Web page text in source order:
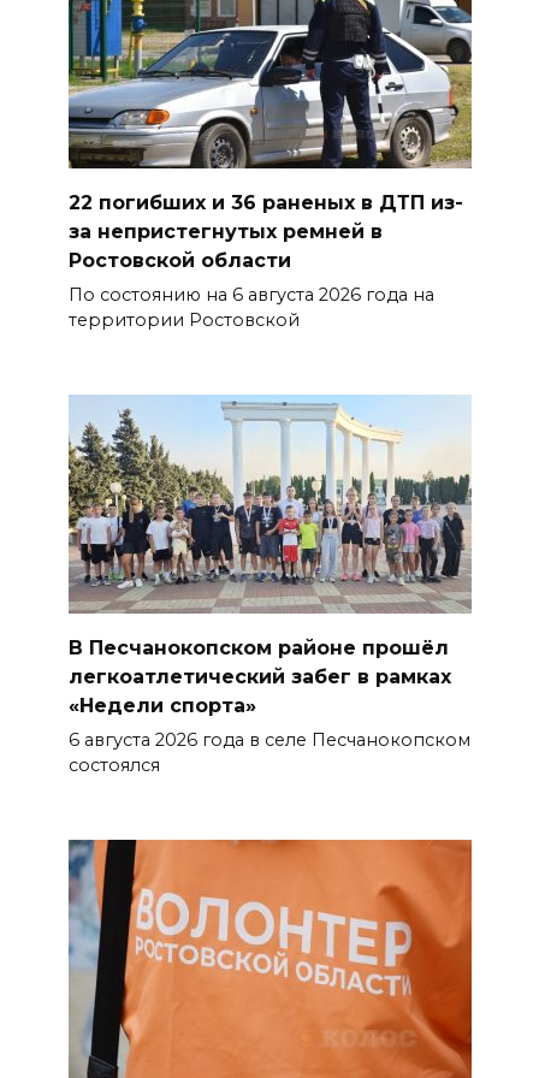
Более 30 БПЛА сбили ночью в
пяти районах Ростовской
области
07 августа 2026 23:00
Дабы счастье семейное
сберечь – спрячьте первое
на 8 августа
В Железнодорожном районе
Ростова-на-Дону на сутки
отключат воду из-за
капремонта сетей
07 августа 2026 20:32
Полиция ищет вандалов,
осквернивших стелу
«Освободителям Ростова»
07 августа 2026 20:12
Госавтоинспекция по
водителей быть осторожными
из-за ухудшения погоды
07 августа 2026 19:39
Сап-фестиваль, ночной забег
и турниры: как в Ростове
отметят День физкультурника
22 погибших и 36 раненых в ДТП из-
за непристегнутых ремней в
Ростовской области
По состоянию на 6 августа 2026 года на
территории Ростовской
В Песчанокопском районе прошёл
легкоатлетический забег в рамках
«Недели спорта»
6 августа 2026 года в селе Песчанокопском
состоялся